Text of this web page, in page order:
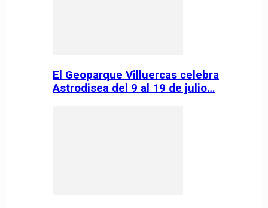
El Geoparque Villuercas celebra
Astrodisea del 9 al 19 de julio…